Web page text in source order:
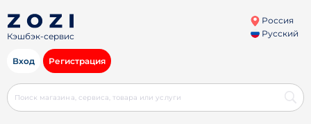
Кэшбэк-сервис
Россия
Русский
Вход Регистрация